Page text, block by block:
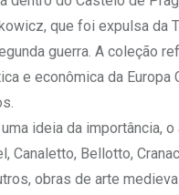
que foi expulsa da
guerra. A coleção
e econômica da Europa
ideia da importância,
Canaletto, Bellotto,
obras de arte